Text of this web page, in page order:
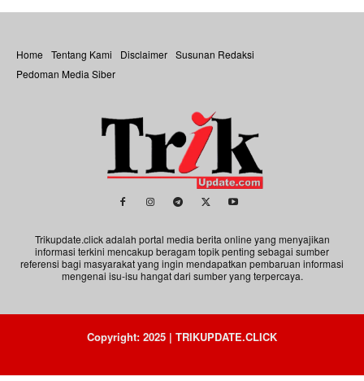
Home Tentang Kami Disclaimer Susunan Redaksi
Pedoman Media Siber
Trikupdate.click adalah portal media berita online yang menyajikan
informasi terkini mencakup beragam topik penting sebagai sumber
referensi bagi masyarakat yang ingin mendapatkan pembaruan informasi
mengenai isu-isu hangat dari sumber yang terpercaya.
Copyright: 2025 | TRIKUPDATE.CLICK